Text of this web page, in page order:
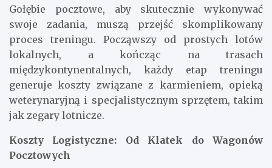
Gołębie pocztowe, aby skutecznie wykonywać
swoje zadania, muszą przejść skomplikowany
proces treningu. Począwszy od prostych lotów
lokalnych, a kończąc na trasach
międzykontynentalnych, każdy etap treningu
generuje koszty związane z karmieniem, opieką
weterynaryjną i specjalistycznym sprzętem, takim
jak zegary lotnicze.
Koszty Logistyczne: Od Klatek do Wagonów
Pocztowych